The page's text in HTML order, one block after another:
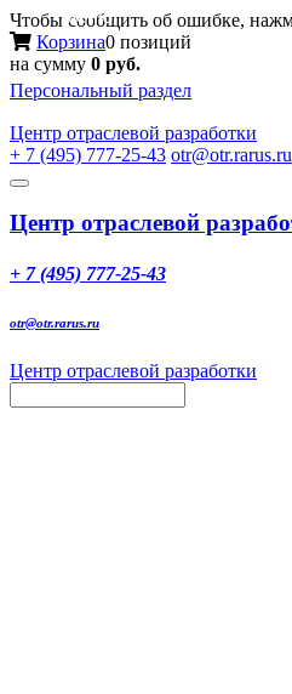
Чтобы сообщить об ошибке,
Корзина0 позиций
на сумму 0 руб.
Персональный раздел
Центр отраслевой разработки
+ 7 (495) 777-25-43 otr@otr.rarus.ru
Toggle
Меню
Центр отраслевой
+ 7 (495) 777-25-43
otr@otr.rarus.ru
Центр отраслевой разработки